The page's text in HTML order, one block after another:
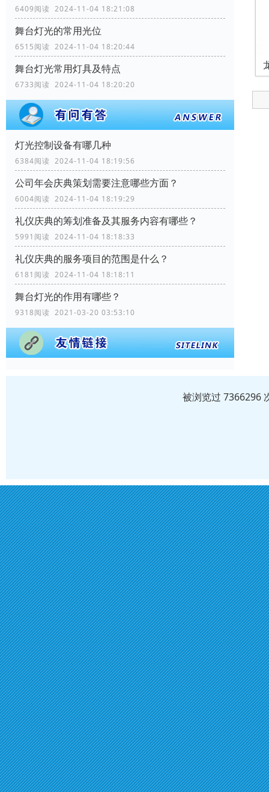
6409阅读 2024-11-04 18:21:08
舞台灯光的常用光位
6515阅读 2024-11-04 18:20:44
舞台灯光常用灯具及特点
6733阅读 2024-11-04 18:20:20
灯光控制设备有哪几种
6384阅读 2024-11-04 18:19:56
公司年会庆典策划需要注意哪些方面？
6004阅读 2024-11-04 18:19:29
礼仪庆典的筹划准备及其服务内容有哪些？
5991阅读 2024-11-04 18:18:33
礼仪庆典的服务项目的范围是什么？
6181阅读 2024-11-04 18:18:11
舞台灯光的作用有哪些？
9318阅读 2021-03-20 03:53:10
被浏览过 7366296